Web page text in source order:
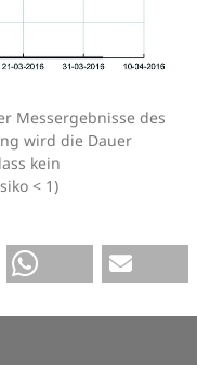
Messergebnisse des
wird die Dauer
kein
< 1)